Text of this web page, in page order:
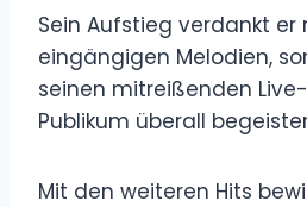
Sein Aufstieg verdankt er
eingängigen Melodien,
seinen mitreißenden
Publikum überall
Mit den weiteren Hits